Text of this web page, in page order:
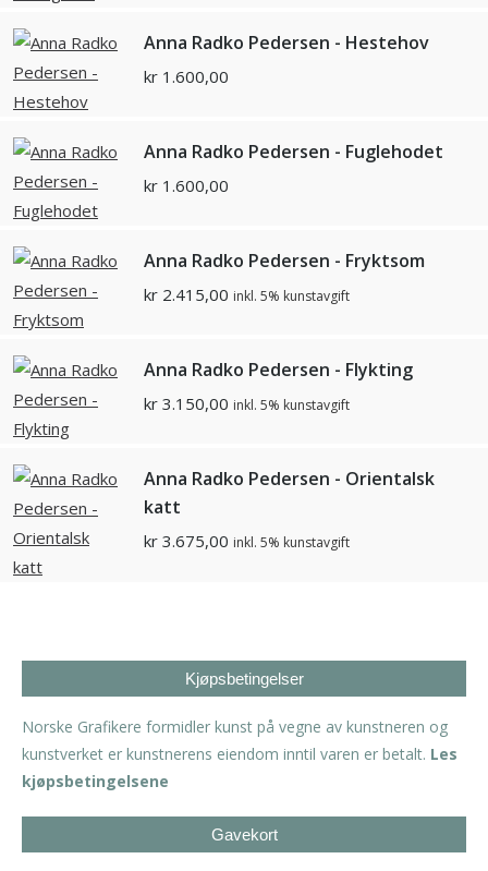
Anna Radko Pedersen - Hestehov
kr 1.600,00
Anna Radko Pedersen - Fuglehodet
kr 1.600,00
Anna Radko Pedersen - Fryktsom
kr 2.415,00 inkl. 5% kunstavgift
Anna Radko Pedersen - Flykting
kr 3.150,00 inkl. 5% kunstavgift
Anna Radko Pedersen - Orientalsk
katt
kr 3.675,00 inkl. 5% kunstavgift
Kjøpsbetingelser
Norske Grafikere formidler kunst på vegne av kunstneren og
kunstverket er kunstnerens eiendom inntil varen er betalt. Les
kjøpsbetingelsene
Gavekort